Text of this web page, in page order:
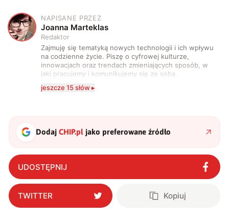
J
NAPISANE PRZEZ
Joanna Marteklas
Redaktor
Zajmuję się tematyką nowych technologii i ich wpływu
na codzienne życie. Piszę o cyfrowej kulturze,
innowacjach oraz trendach zmieniających sposób, w
jaki pracujemy i komunikujemy się ze sobą.
Szczególnie interesuje mnie relacja między rozwojem
technologii a współczesną popkulturą. W wolnych
jeszcze 15 słów ▸
DodajCHIP.pl jako preferowane źródło
UDOSTĘPNIJ
TWITTER Kopiuj